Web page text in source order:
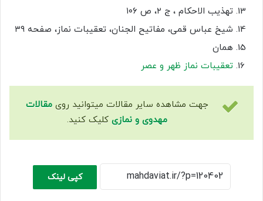
تهذیب الاحکام ، ج ۲، ص ۱۰۶
شیخ عباس قمی، مفاتیح الجنان، تعقیبات نماز، صفحه ۳۹
همان
تعقیبات نماز ظهر و عصر
جهت مشاهده سایر مقالات میتوانید رویمقالات
مهدوی و نمازی کلیک کنید.
کپی لینک